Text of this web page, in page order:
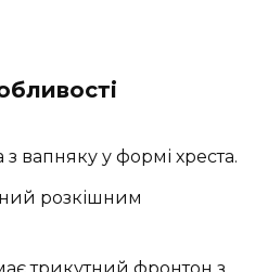
вапняку у формі хреста.
розкішним